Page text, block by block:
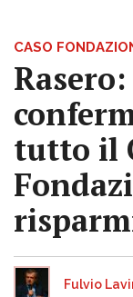
CASO
tutto il
Fulvio